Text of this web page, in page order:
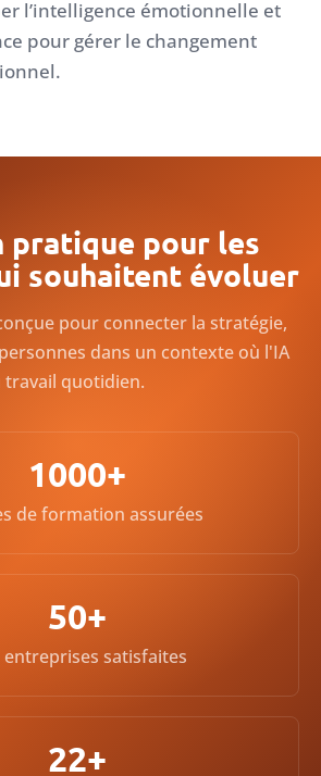
l’intelligence émotionnelle et
pour gérer le changement
pratique pour les
souhaitent évoluer
pour connecter la stratégie,
dans un contexte où l'IA
quotidien.
1000+
de formation assurées
50+
entreprises satisfaites
22+